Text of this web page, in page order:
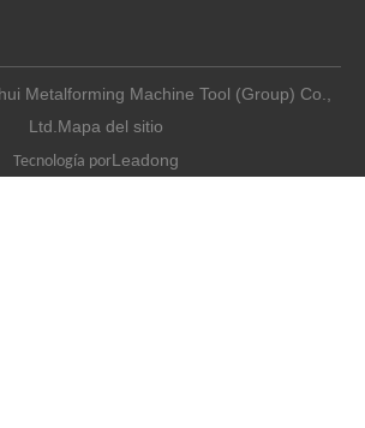
Metalforming Machine Tool (Group) Co.,
Ltd. Mapa del sitio
Tecnología porLeadong